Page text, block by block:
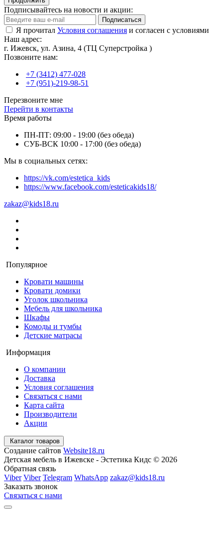
Подписывайтесь на новости и акции:
Подписаться
Я прочитал Условия соглашения и согласен с условиями
Наш адрес:
г. Ижевск, ул. Азина, 4 (ТЦ Суперстройка )
Позвоните нам:
+7 (3412) 477-028
+7 (951)-219-98-51
Перезвоните мне
Перейти в контакты
Время работы
ПН-ПТ: 09:00 - 19:00 (без обеда)
СУБ-ВСК 10:00 - 17:00 (без обеда)
Мы в социальных сетях:
https://vk.com/estetica_kids
https://www.facebook.com/esteticakids18/
zakaz@kids18.ru
Популярное
Кровати машины
Кровати домики
Уголок школьника
Мебель для школьника
Шкафы
Комоды и тумбы
Детские матрасы
Информация
О компании
Доставка
Условия соглашения
Связаться с нами
Карта сайта
Производители
Акции
Каталог товаров
Создание сайтов Website18.ru
Детская мебель в Ижевске - Эстетика Кидс © 2026
Обратная связь
Viber Viber Telegram WhatsApp zakaz@kids18.ru
Заказать звонок
Связаться с нами